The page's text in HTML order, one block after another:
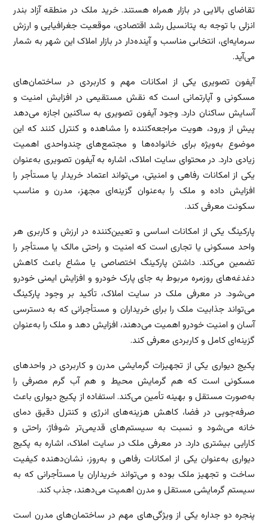
تقاضای بالایی در بازار همراه هستند. خرید ملک در منطقه آزاد بندر
انزلی با توجه به پتانسیل رشد اقتصادی، موقعیت جغرافیایی و ارزش
سرمایه‌ای، انتخابی مناسب و آینده‌دار در بازار املاک این شهر به شمار
می‌آید.
آیفون تصویری یکی از امکانات مهم و کاربردی در ساختمان‌های
مسکونی و آپارتمانی است که نقش مستقیمی در افزایش امنیت و
آسایش ساکنان دارد. وجود آیفون تصویری به ساکنین اجازه می‌دهد
پیش از ورود، هویت مراجعه‌کننده را مشاهده و کنترل کنند که این
موضوع به‌ویژه برای خانواده‌ها و مجتمع‌های چندواحدی اهمیت
زیادی دارد. در محتوای سایت املاک، اشاره به آیفون تصویری به‌عنوان
یکی از امکانات رفاهی و امنیتی، می‌تواند اعتماد خریدار یا مستأجر را
افزایش داده و ملک را به‌عنوان گزینه‌ای مجهز، مدرن و مناسب
سکونت معرفی کند.
پارکینگ یکی از امکانات اساسی و تعیین‌کننده در ارزش و کاربری هر
واحد مسکونی یا تجاری است که امنیت و راحتی مالک یا مستأجر را
تضمین می‌کند. داشتن پارکینگ اختصاصی یا مشاع باعث کاهش
دغدغه‌های روزمره مربوط به جای پارک خودرو و افزایش ایمنی خودرو
می‌شود. در معرفی ملک در سایت املاک، تأکید بر وجود پارکینگ
می‌تواند جذابیت ملک را برای خریداران و مستأجرانی که به دسترسی
آسان و امنیت خودرو اهمیت می‌دهند، افزایش دهد و ملک را به‌عنوان
گزینه‌ای کامل و کاربردی معرفی کند.
پکیج دیواری یکی از تجهیزات گرمایشی مدرن و کاربردی در واحدهای
مسکونی است که هم گرمایش محیط و هم آب گرم مصرفی را
به‌صورت مستقل و بهینه تأمین می‌کند. استفاده از پکیج دیواری باعث
صرفه‌جویی در فضا، کاهش هزینه‌های انرژی و کنترل دقیق دمای
خانه می‌شود و نسبت به سیستم‌های قدیمی‌تر شوفاژ، راحتی و
کارایی بیشتری دارد. در معرفی ملک در سایت املاک، اشاره به پکیج
دیواری به‌عنوان یکی از امکانات رفاهی و به‌روز، نشان‌دهنده کیفیت
ساخت و تجهیز ملک بوده و می‌تواند خریداران یا مستأجرانی که به
سیستم گرمایشی مستقل و مدرن اهمیت می‌دهند، جذب کند.
پنجره دو جداره یکی از ویژگی‌های مهم در ساختمان‌های مدرن است